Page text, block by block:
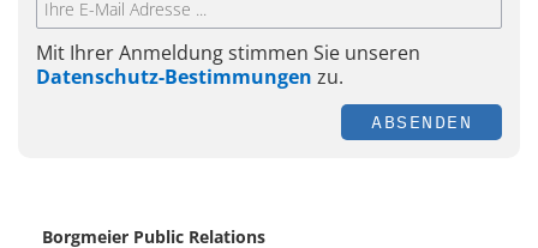
Mit Ihrer Anmeldung stimmen Sie unseren
Datenschutz-Bestimmungen zu.
ABSENDEN
Borgmeier Public Relations